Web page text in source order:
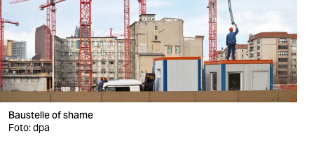
wahrheit
verlag
verlag
veranstaltungen
Baustelle of shame
Foto: dpa